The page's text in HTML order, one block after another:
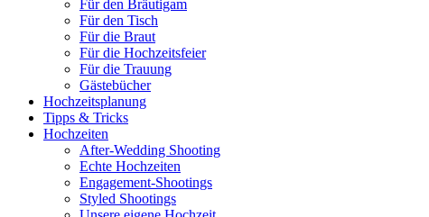
Für den Bräutigam
Für den Tisch
Für die Braut
Für die Hochzeitsfeier
Für die Trauung
Gästebücher
Hochzeitsplanung
Tipps & Tricks
Hochzeiten
After-Wedding Shooting
Echte Hochzeiten
Engagement-Shootings
Styled Shootings